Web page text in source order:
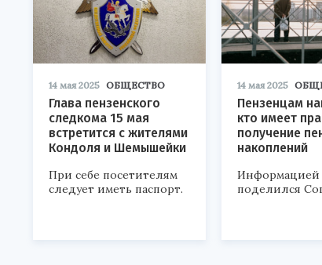
14 мая 2025 ОБЩЕСТВО
Глава пензенского
следкома 15 мая
встретится с жителями
Кондоля и Шемышейки
При себе посетителям
следует иметь паспорт.
14 мая 2025
Пензенцам
кто имеет
получение
накоплений
Информацией
поделился